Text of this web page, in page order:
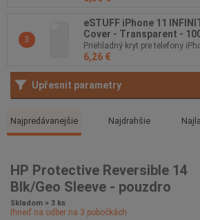
3
eSTUFF iPhone 11
Cover - Transparent -
Priehladný kryt pre telefony
recyklovaného TPU
6,26 €
Upřesnit parametry
Najpredávanejšie Najdrahšie
HP Protective Reversible 14
Blk/Geo Sleeve - pouzdro
Skladom > 3 ks
Ihneď na odber na 3 pobočkách